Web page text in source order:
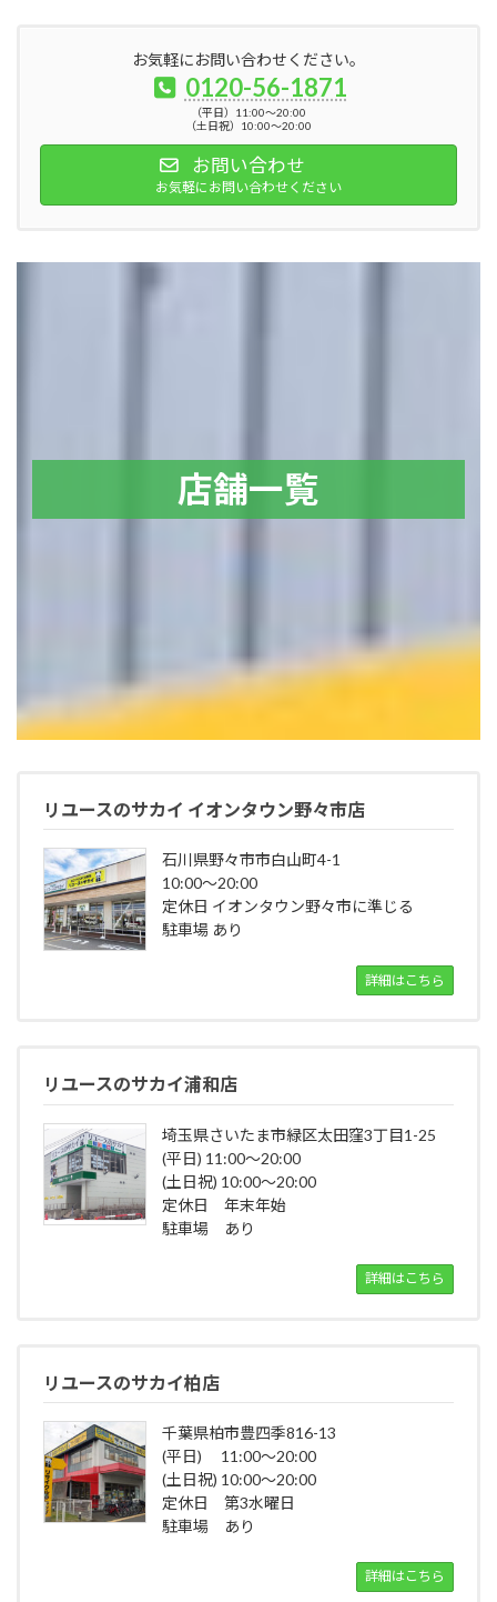
お気軽にお問い合わせください。
0120-56-1871
（平日）11:00～20:00
（土日祝）10:00～20:00
お問い合わせ
お気軽にお問い合わせください
店舗一覧
リユースのサカイ イオンタウン野々市店
石川県野々市市白山町4-1
10:00～20:00
定休日 イオンタウン野々市に準じる
駐車場 あり
詳細はこちら
リユースのサカイ浦和店
埼玉県さいたま市緑区太田窪3丁目1-25
(平日) 11:00～20:00
(土日祝) 10:00～20:00
定休日 年末年始
駐車場 あり
詳細はこちら
リユースのサカイ柏店
千葉県柏市豊四季816-13
(平日) 11:00～20:00
(土日祝) 10:00～20:00
定休日 第3水曜日
駐車場 あり
詳細はこちら